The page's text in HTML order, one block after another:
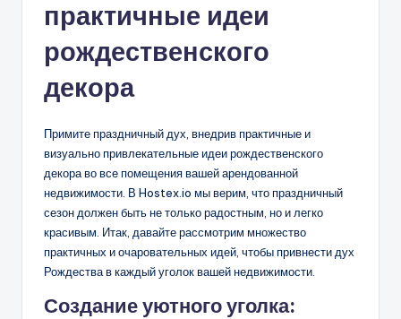
практичные идеи
рождественского
декора
Примите праздничный дух, внедрив практичные и
визуально привлекательные идеи рождественского
декора во все помещения вашей арендованной
недвижимости. В Hostex.io мы верим, что праздничный
сезон должен быть не только радостным, но и легко
красивым. Итак, давайте рассмотрим множество
практичных и очаровательных идей, чтобы привнести дух
Рождества в каждый уголок вашей недвижимости.
Создание уютного уголка: